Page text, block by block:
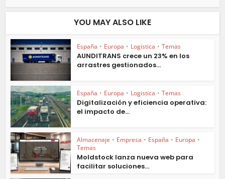
YOU MAY ALSO LIKE
España • Europa • Logistica • Temas
AUNDITRANS crece un 23% en los
arrastres gestionados...
España • Europa • Logistica • Temas
Digitalización y eficiencia operativa:
el impacto de...
Almacenaje • Empresa • España • Europa •
Temas
Moldstock lanza nueva web para
facilitar soluciones...